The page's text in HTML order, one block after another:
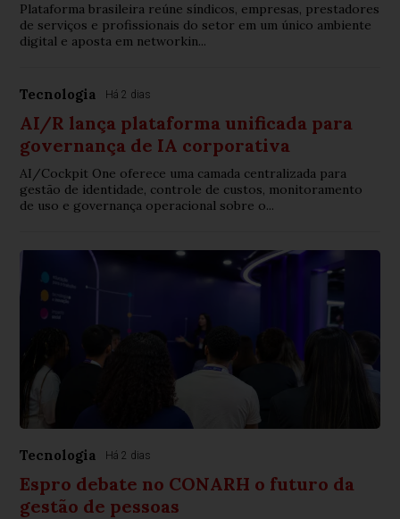
Plataforma brasileira reúne síndicos, empresas, prestadores
de serviços e profissionais do setor em um único ambiente
digital e aposta em networkin...
Tecnologia Há 2 dias
AI/R lança plataforma unificada para
governança de IA corporativa
AI/Cockpit One oferece uma camada centralizada para
gestão de identidade, controle de custos, monitoramento
de uso e governança operacional sobre o...
Tecnologia Há 2 dias
Espro debate no CONARH o futuro da
gestão de pessoas